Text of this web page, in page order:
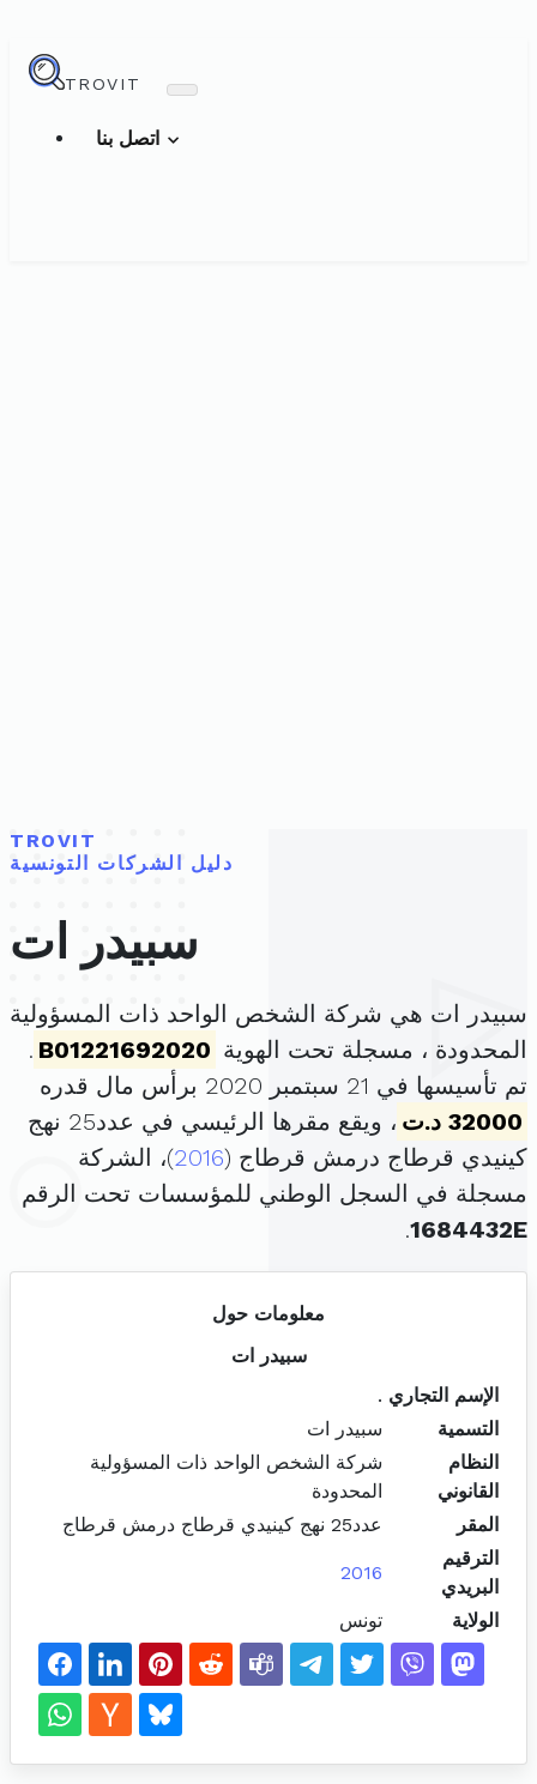
TROVIT
TROVIT
دليل الشركات التونسية
سبيدر ات
سبيدر ات هي شركة الشخص الواحد ذات المسؤولية
المحدودة ، مسجلة تحت الهوية B01221692020
.
تم تأسيسها في 21 سبتمبر 2020 برأس مال قدره
32000 د.ت
، ويقع مقرها الرئيسي في عدد25 نهج
كينيدي قرطاج درمش قرطاج (2016)، الشركة
مسجلة في السجل الوطني للمؤسسات تحت الرقم
1684432E
.
معلومات حول
سبيدر ات
الإسم التجاري .
التسمية
سبيدر ات
النظام
القانوني
شركة الشخص الواحد ذات المسؤولية
المحدودة
المقر
عدد25 نهج كينيدي قرطاج درمش قرطاج
الترقيم
البريدي
2016
الولاية تونس